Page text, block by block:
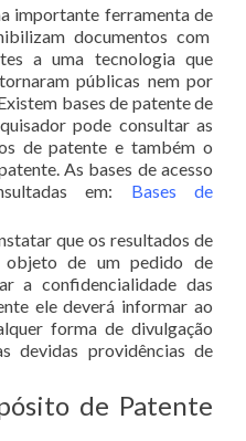
importante ferramenta de
documentos com
a uma tecnologia que
públicas nem por
bases de patente de
pode consultar as
de patente e também o
As bases de acesso
em:
Bases de
que os resultados de
objeto de um pedido de
a confidencialidade das
ele deverá informar ao
forma de divulgação
devidas providências de
de Patente